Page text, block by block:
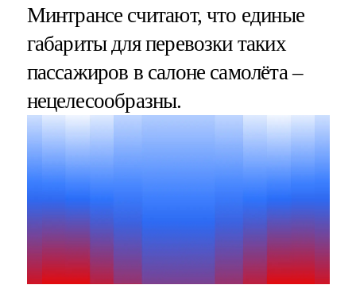
Минтрансе считают, что единые
габариты для перевозки таких
пассажиров в салоне самолёта –
нецелесообразны.